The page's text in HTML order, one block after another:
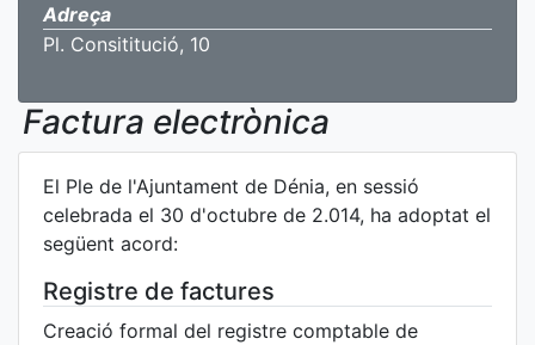
Adreça
Pl. Consititució, 10
Factura electrònica
El Ple de l'Ajuntament de Dénia, en sessió
celebrada el 30 d'octubre de 2.014, ha adoptat el
següent acord:
Registre de factures
Creació formal del registre comptable de